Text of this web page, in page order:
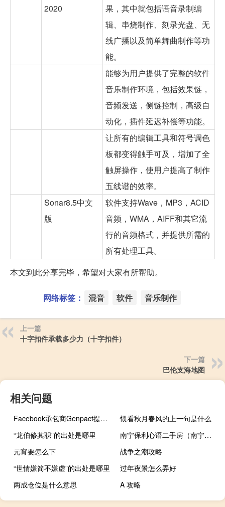
2020
果，其中就包括语音录制编
辑、串烧制作、刻录光盘、无
线广播以及简单舞曲制作等功
能。
能够为用户提供了完整的软件
音乐制作环境，包括效果链，
音频发送，侧链控制，高级自
动化，插件延迟补偿等功能。
让所有的编辑工具和符号调色
板都变得触手可及，增加了全
触屏操作，使用户提高了制作
五线谱的效率。
Sonar8.5中文
版
软件支持Wave，MP3，ACID
音频，WMA，AIFF和其它流
行的音频格式，并提供所需的
所有处理工具。
本文到此分享完毕，希望对大家有所帮助。
网络标签： 混音 软件 音乐制作
上一篇
十字扣件承载多少力（十字扣件）
下一篇
巴伦支海地图
相关问题
Facebook承包商Genpact提高了印度内容审稿人的薪酬
惯看秋月春风的上一句是什么
“龙伯修其职”的出处是哪里
南宁保利心语二手房（南宁保利心语）
元宵要怎么下
战争之潮攻略
“世情嫌简不嫌虚”的出处是哪里
过年夜景怎么弄好
两成仓位是什么意思
A 攻略